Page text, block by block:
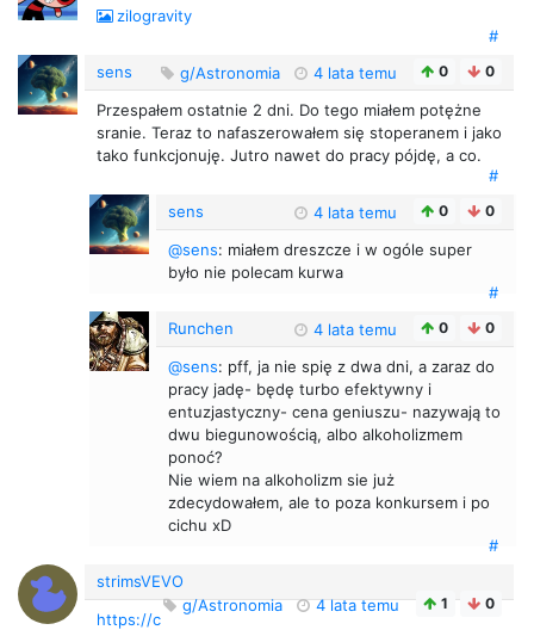
zilogravity
#
sens
g/Astronomia 4 lata temu 0 0
Przespałem ostatnie 2 dni. Do tego miałem potężne
sranie. Teraz to nafaszerowałem się stoperanem i jako
tako funkcjonuję. Jutro nawet do pracy pójdę, a co.
#
sens
4 lata temu 0 0
@sens: miałem dreszcze i w ogóle super
było nie polecam kurwa
#
Runchen
4 lata temu 0 0
@sens: pff, ja nie spię z dwa dni, a zaraz do
pracy jadę- będę turbo efektywny i
entuzjastyczny- cena geniuszu- nazywają to
dwu biegunowością, albo alkoholizmem
ponoć?
Nie wiem na alkoholizm sie już
zdecydowałem, ale to poza konkursem i po
cichu xD
#
strimsVEVO
g/Astronomia
4 lata temu 1 0
https://c